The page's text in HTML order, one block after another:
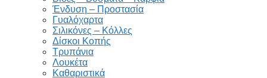
Ένδυση – Προστασία
Γυαλόχαρτα
Σιλικόνες – Κόλλες
Δίσκοι Κοπής
Τρυπάνια
Λουκέτα
Καθαριστικά